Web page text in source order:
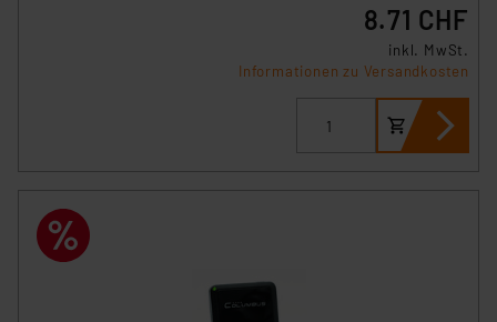
8.71 CHF
inkl. MwSt.
Informationen zu Versandkosten